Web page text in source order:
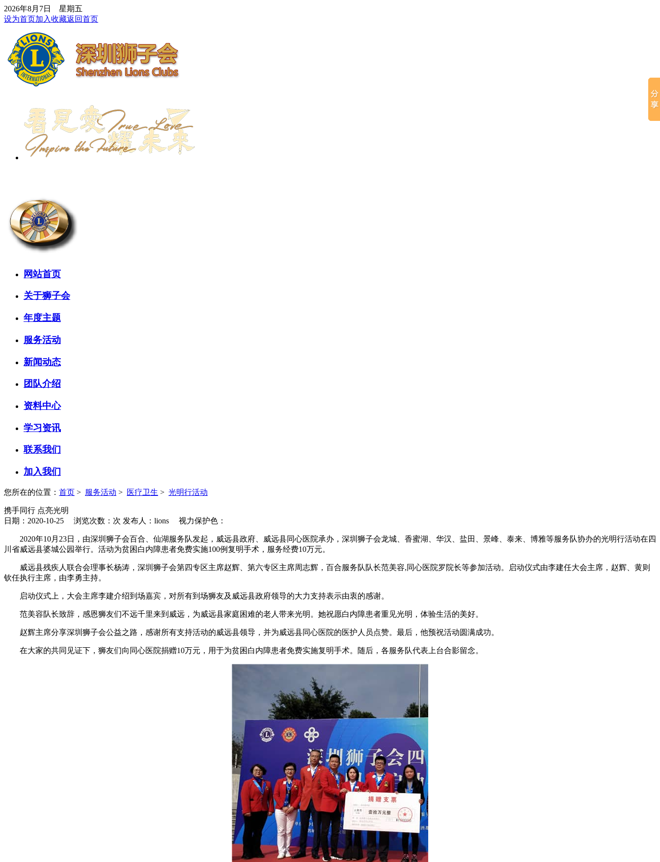
2026年8月7日 星期五
设为首页加入收藏返回首页
网站首页
关于狮子会
年度主题
服务活动
新闻动态
团队介绍
资料中心
学习资讯
联系我们
加入我们
您所在的位置： 首页 > 服务活动 > 医疗卫生 > 光明行活动
携手同行 点亮光明
日期：2020-10-25 浏览次数： 次 发布人：lions 视力保护色：
2020年10月23日，由深圳狮子会百合、仙湖服务队发起，威远县政府、威远县同心医院承办，深圳狮子会龙城、香蜜湖、华汉、盐田、景峰、泰来、博雅等服务队协办的光明行活动在四
川省威远县婆城公园举行。活动为贫困白内障患者免费实施100例复明手术，服务经费10万元。
威远县残疾人联合会理事长杨涛，深圳狮子会第四专区主席赵辉、第六专区主席周志辉，百合服务队队长范美容,同心医院罗院长等参加活动。启动仪式由李建任大会主席，赵辉、黄则
钦任执行主席，由李勇主持。
启动仪式上，大会主席李建介绍到场嘉宾，对所有到场狮友及威远县政府领导的大力支持表示由衷的感谢。
范美容队长致辞，感恩狮友们不远千里来到威远，为威远县家庭困难的老人带来光明。她祝愿白内障患者重见光明，体验生活的美好。
赵辉主席分享深圳狮子会公益之路，感谢所有支持活动的威远县领导，并为威远县同心医院的医护人员点赞。最后，他预祝活动圆满成功。
在大家的共同见证下，狮友们向同心医院捐赠10万元，用于为贫困白内障患者免费实施复明手术。随后，各服务队代表上台合影留念。